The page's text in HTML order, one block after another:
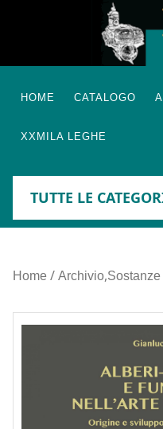
HOME CATALOGO
XXMILA LEGHE
TUTTE LE
Home / Archivio,